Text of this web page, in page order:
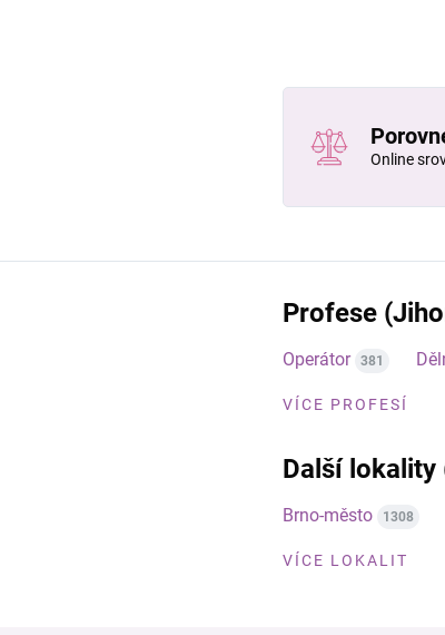
Online
Profese
Operátor 381
VÍCE PROFESÍ
Další
Brno-město 1308
VÍCE LOKALIT